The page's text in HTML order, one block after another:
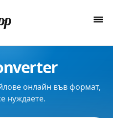
онлайн във формат,
нуждаете.